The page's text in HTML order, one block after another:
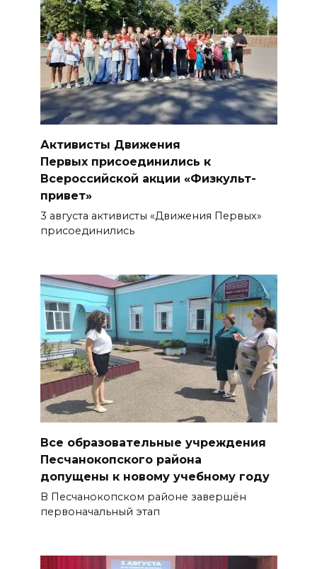
БОЛЬШЕ НОВОСТЕЙ
Активисты Движения
Первых присоединились к
Всероссийской акции «Физкульт-
привет»
3 августа активисты «Движения Первых»
присоединились
Все образовательные учреждения
Песчанокопского района
допущены к новому учебному году
В Песчанокопском районе завершён
первоначальный этап